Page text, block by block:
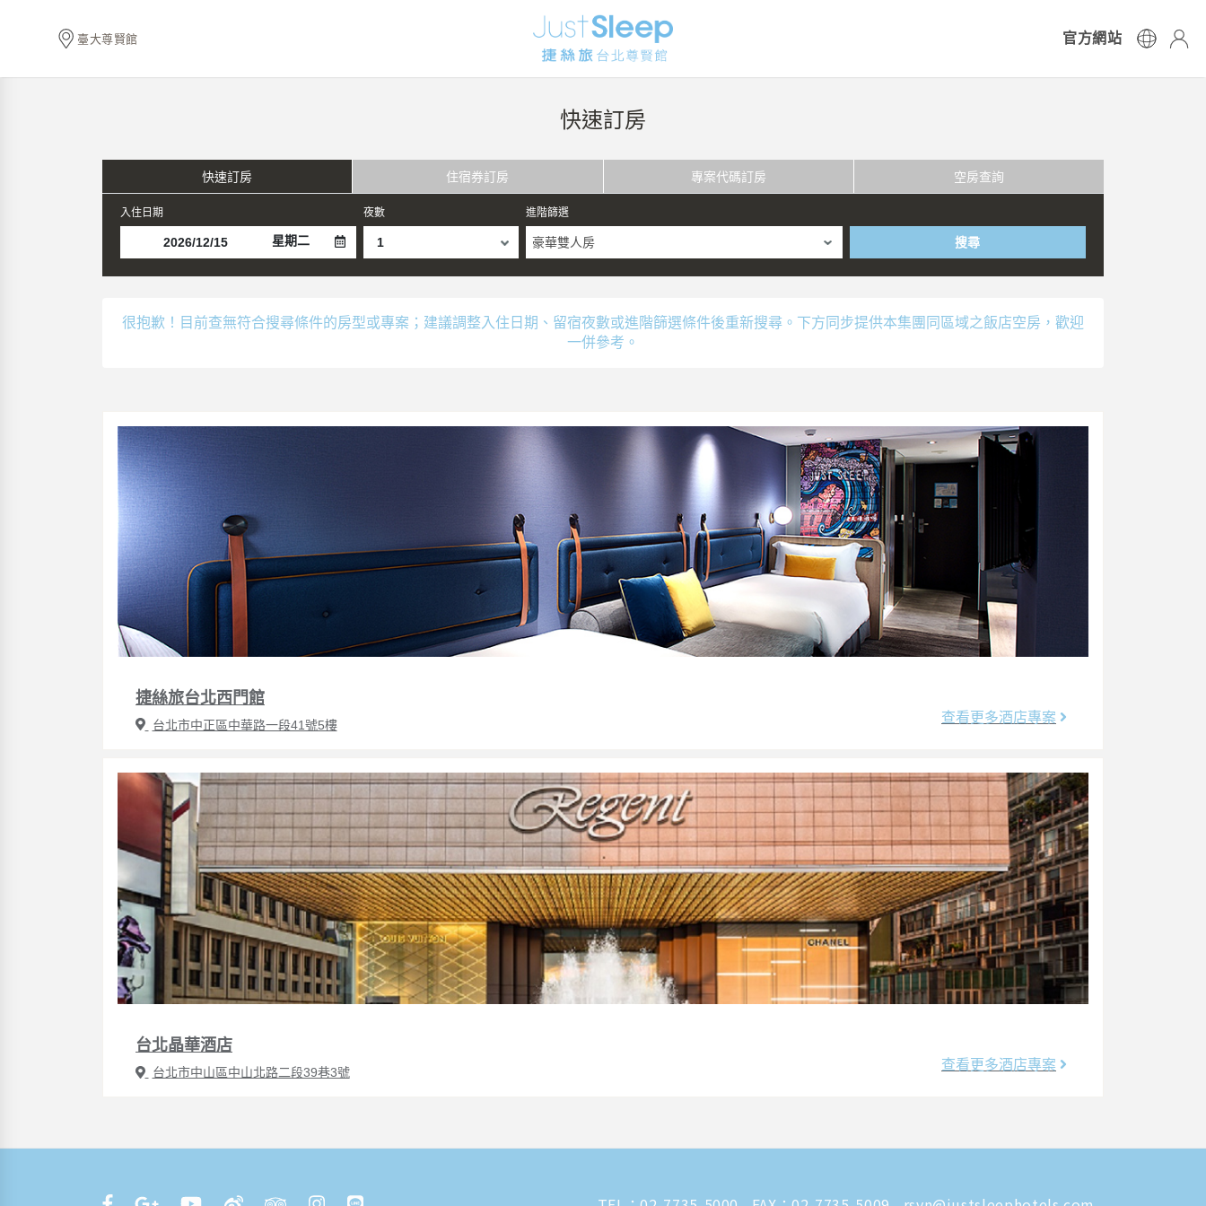
臺大尊賢館 官方網站
快速訂房
快速訂房 住宿券訂房 專案代碼訂房 空房查詢
入住日期
星期二
夜數 進階篩選
豪華雙人房 搜尋
很抱歉！目前查無符合搜尋條件的房型或專案；建議調整入住日期、留宿夜數或進階篩選條件後重新搜尋。下方同步提供本集團同區域之飯店空房，歡迎
一併參考。
捷絲旅台北西門館
台北市中正區中華路一段41號5樓 查看更多酒店專案
台北晶華酒店
台北市中山區中山北路二段39巷3號 查看更多酒店專案